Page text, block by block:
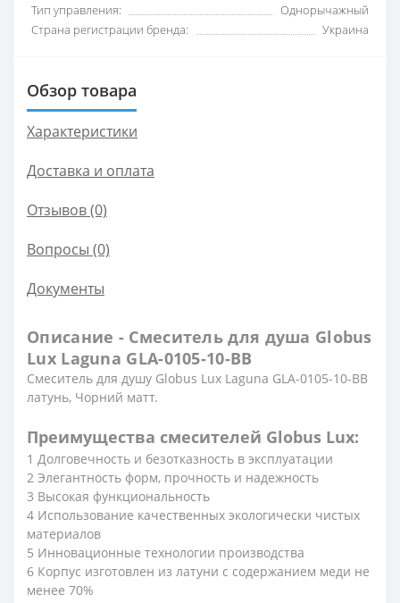
Тип управления:
Однорычажный
Страна регистрации бренда:
Украина
Обзор товара
Характеристики
Доставка и оплата
Отзывов (0)
Вопросы (0)
Документы
Описание - Смеситель для душа Globus
Lux Laguna GLA-0105-10-BB
Cмеситель для душу Globus Lux Laguna GLA-0105-10-BB
латунь, Чорний матт.
Преимущества смесителей Globus Lux:
1 Долговечность и безотказность в эксплуатации
2 Элегантность форм, прочность и надежность
3 Высокая функциональность
4 Использование качественных экологически чистых
материалов
5 Инновационные технологии производства
6 Корпус изготовлен из латуни с содержанием меди не
менее 70%